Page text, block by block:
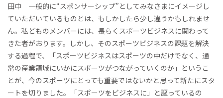
田中 一般的に“スポンサーシップ”としてみなさまにイメージし
ていただいているものとは、もしかしたら少し違うかもしれませ
ん。私どものメンバーには、長らくスポーツビジネスに関わって
きた者がおります。しかし、そのスポーツビジネスの課題を解決
する過程で、「スポーツビジネスはスポーツの中だけでなく、通
常の産業領域にいかにスポーツがつながっていくのか」というこ
とが、今のスポーツにとっても重要ではないかと思って新たにスタ
ートを切りました。「スポーツをビジネスに」と謳っているの